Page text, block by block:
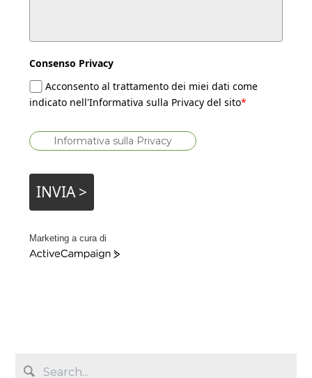
Consenso Privacy
Acconsento al trattamento dei miei dati come
indicato nell'Informativa sulla Privacy del sito*
Informativa sulla Privacy
INVIA >
Marketing a cura di
A
m